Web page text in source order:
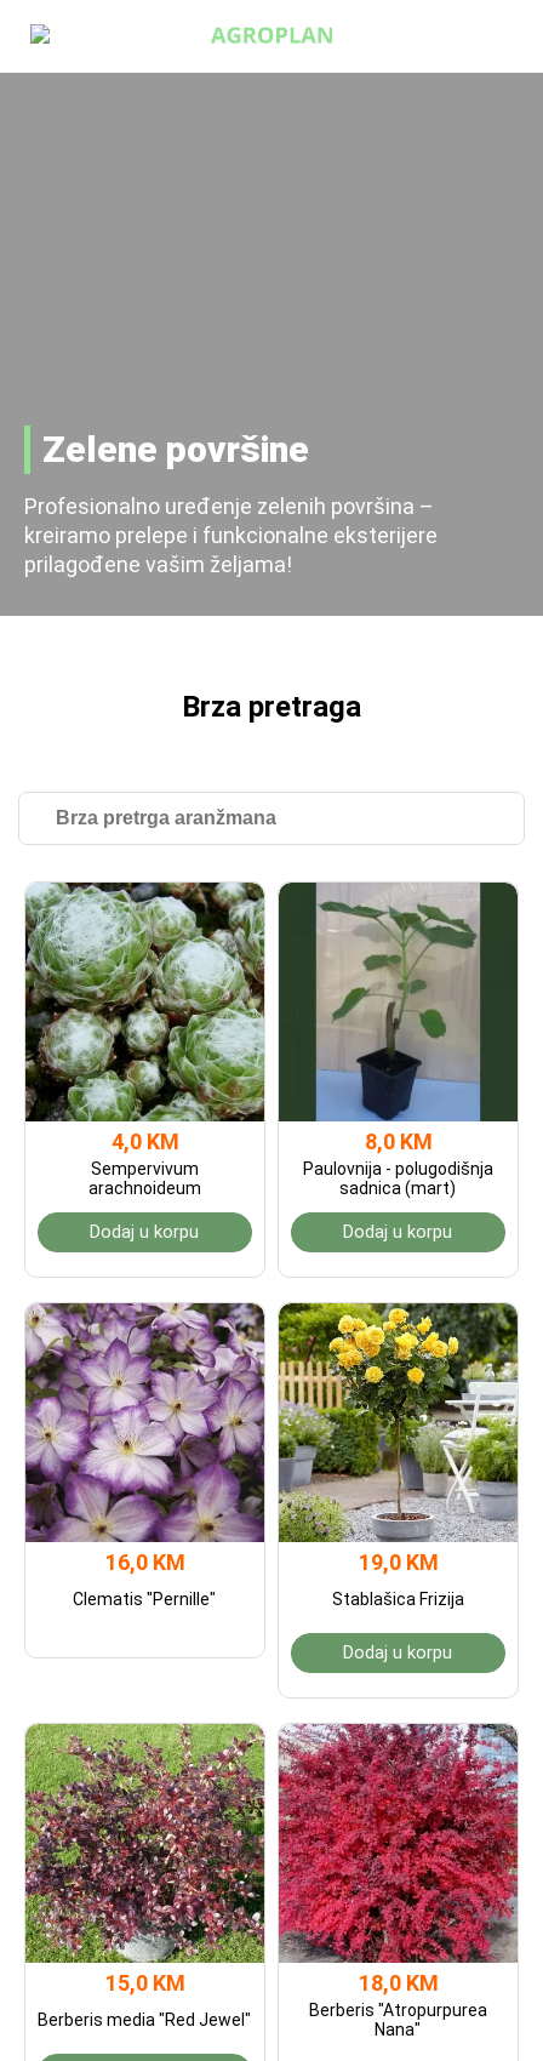
Zelene površine
Profesionalno uređenje zelenih površina –
kreiramo prelepe i funkcionalne eksterijere
prilagođene vašim željama!
Obezbijedite sadnice za JESEN 2024. i PROLJEĆE
2025.
Količine ograničene.
Upit u toku!
Brza pretraga
Uređenje
O nama
Kontakt
4,0 KM
Sempervivum
arachnoideum
Dodaj u korpu
8,0 KM
Paulovnija - polugodišnja
sadnica (mart)
Dodaj u korpu
16,0 KM
Clematis "Pernille"
19,0 KM
Stablašica Frizija
Dodaj u korpu
15,0 KM
Berberis media "Red Jewel"
18,0 KM
Berberis "Atropurpurea
Nana"